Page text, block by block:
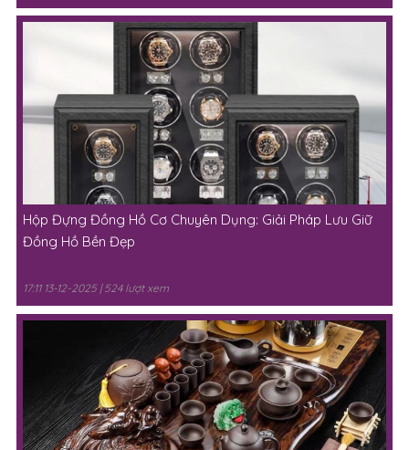
Hộp Đựng Đồng Hồ Cơ Chuyên Dụng: Giải Pháp Lưu Giữ
Đồng Hồ Bền Đẹp
17:11 13-12-2025 | 524 lượt xem